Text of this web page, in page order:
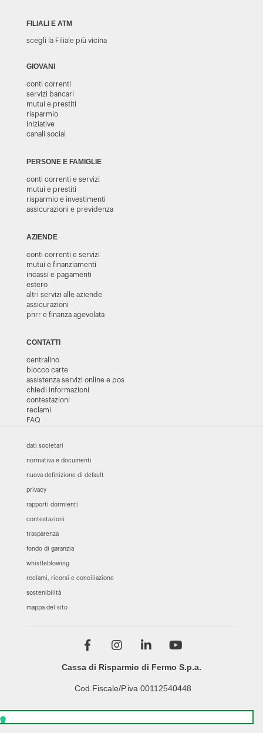
FILIALI E ATM
scegli la Filiale più vicina
GIOVANI
conti correnti
servizi bancari
mutui e prestiti
risparmio
iniziative
canali social
PERSONE E FAMIGLIE
conti correnti e servizi
mutui e prestiti
risparmio e investimenti
assicurazioni e previdenza
AZIENDE
conti correnti e servizi
mutui e finanziamenti
incassi e pagamenti
estero
altri servizi alle aziende
assicurazioni
pnrr e finanza agevolata
CONTATTI
centralino
blocco carte
assistenza servizi online e pos
chiedi informazioni
contestazioni
reclami
FAQ
dati societari
normativa e documenti
nuova definizione di default
privacy
rapporti dormienti
contestazioni
trasparenza
fondo di garanzia
whistleblowing
reclami, ricorsi e conciliazione
sostenibilità
mappa del sito
Cassa di Risparmio di Fermo S.p.a.
Cod.Fiscale/P.iva 00112540448